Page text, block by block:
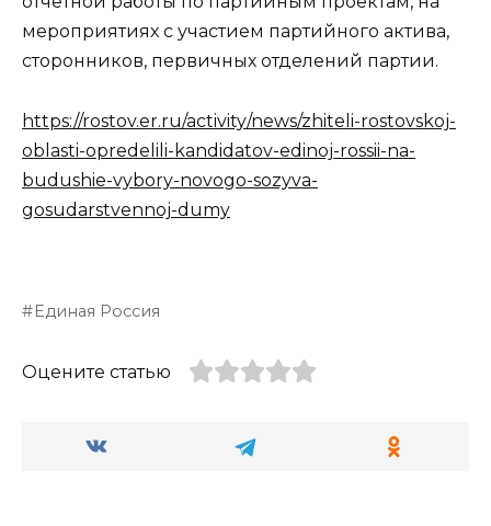
мероприятиях с участием партийного актива,
сторонников, первичных отделений партии.
https://rostov.er.ru/activity/news/zhiteli-rostovskoj-
oblasti-opredelili-kandidatov-edinoj-rossii-na-
budushie-vybory-novogo-sozyva-
gosudarstvennoj-dumy
Единая Россия
Оцените статью